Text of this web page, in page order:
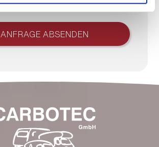
ANFRAGE ABSENDEN